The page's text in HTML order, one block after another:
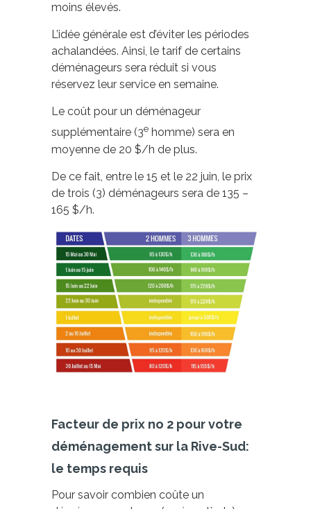
moins élevés.
L’idée générale est d’éviter les périodes
achalandées. Ainsi, le tarif de certains
déménageurs sera réduit si vous
réservez leur service en semaine.
Le coût pour un déménageur
supplémentaire (3e homme) sera en
moyenne de 20 $/h de plus.
De ce fait, entre le 15 et le 22 juin, le prix
de trois (3) déménageurs sera de 135 –
165 $/h.
Facteur de prix no 2 pour votre
déménagement sur la Rive-Sud:
le temps requis
Pour savoir combien coûte un